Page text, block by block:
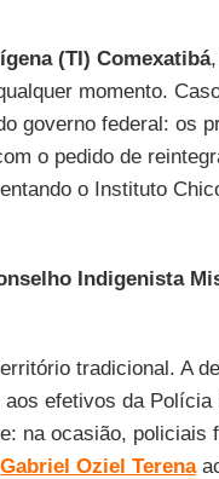
(TI) Comexatibá
momento.
governo federal: os
o pedido de
o Instituto
Indigenista
tradicional. A
efetivos da Polícia
na ocasião, policiais
Gabriel Oziel Terena